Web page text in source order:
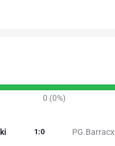
0 (0%)
PG.Barracx
1 :0